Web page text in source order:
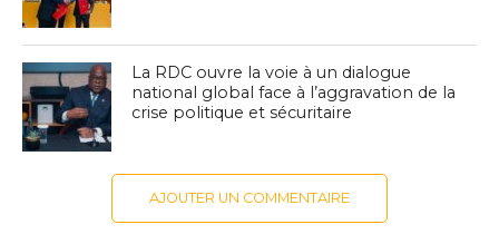
La RDC ouvre la voie à un dialogue
national global face à l’aggravation de la
crise politique et sécuritaire
AJOUTER UN COMMENTAIRE